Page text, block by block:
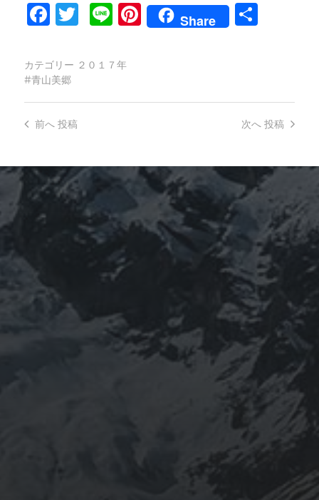
Facebook
Twitter
LinePinterest
Share
共
カテゴリー ２０１７年
青山美郷
次へ 投稿
前へ投稿